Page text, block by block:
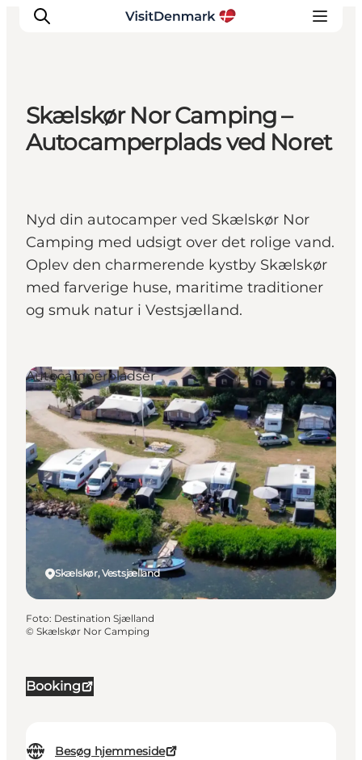
Inspiration
Destinationer
Planlæg ferien
Skælskør Nor Camping –
Autocamperplads ved Noret
Nyd din autocamper ved Skælskør Nor
Camping med udsigt over det rolige vand.
Oplev den charmerende kystby Skælskør
med farverige huse, maritime traditioner
og smuk natur i Vestsjælland.
Booking
Besøg hjemmeside
Skælskør, Vestsjælland
Autocamperpladser
Foto: Destination Sjælland
© Skælskør Nor Camping